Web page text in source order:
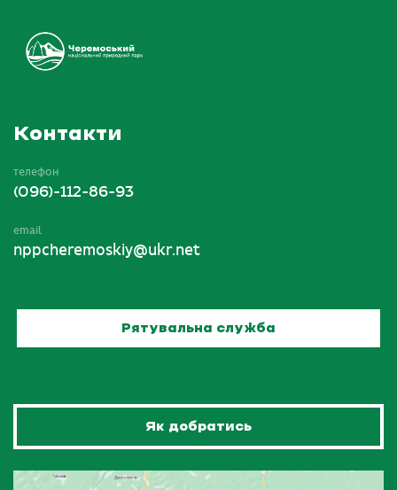
Контакти
телефон
(096)-112-86-93
email
nppcheremoskiy@ukr.net
Рятувальна служба
Як добратись